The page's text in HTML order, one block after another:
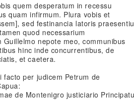
quem desperatum in recessu
quam infirmum. Plura vobis et
sed festinancia latoris
quod necessarium
Guillelmo nepote meo, communibus
hinc inde concurrentibus, de
et caetera.
facto per judicem Petrum de
de Montenigro justiciario